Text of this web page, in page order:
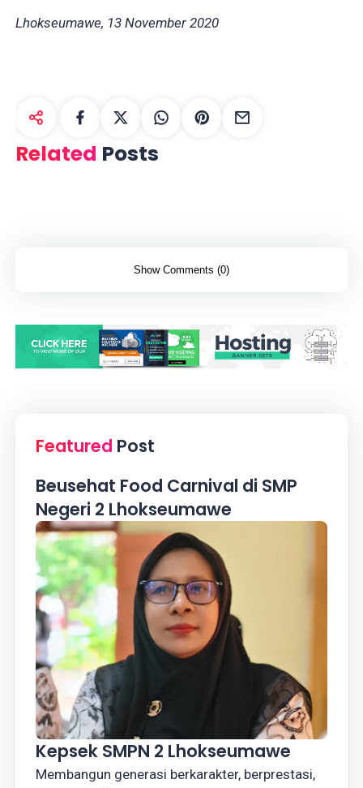
Lhokseumawe, 13 November 2020
Related Posts
Show Comments (0)
Featured Post
Beusehat Food Carnival di SMP
Negeri 2 Lhokseumawe
Kepsek SMPN 2 Lhokseumawe
Membangun generasi berkarakter, berprestasi,